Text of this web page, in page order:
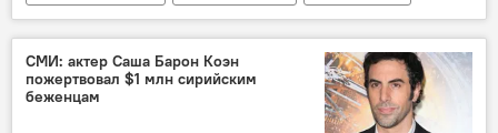
Баку
манат, девальвация, эксперт
Курс
СМИ: актер Саша Барон Коэн
пожертвовал $1 млн сирийским
беженцам